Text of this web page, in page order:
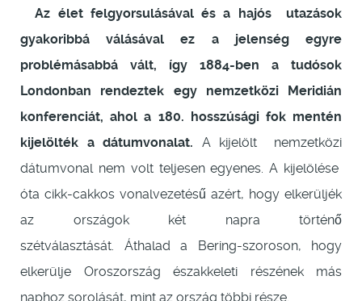
Az élet felgyorsulásával és a hajós utazások
gyakoribbá válásával ez a jelenség egyre
problémásabbá vált, így 1884-ben a tudósok
Londonban rendeztek egy nemzetközi Meridián
konferenciát, ahol a 180. hosszúsági fok mentén
kijelölték a dátumvonalat. A kijelölt nemzetközi
dátumvonal nem volt teljesen egyenes. A kijelölése
óta cikk-cakkos vonalvezetésű azért, hogy elkerüljék
az országok két napra történő
szétválasztását. Áthalad a Bering-szoroson, hogy
elkerülje Oroszország északkeleti részének más
naphoz sorolását, mint az ország többi része.